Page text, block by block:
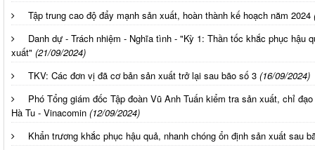
Tập trung cao độ đẩy mạnh sản xuất, hoàn thành kế hoạch năm 2024
Danh dự - Trách nhiệm - Nghĩa tình - "Kỳ 1: Thần tốc khắc phục hậu
xuất" (21/09/2024)
TKV: Các đơn vị đã cơ bản sản xuất trở lại sau bão số 3 (16/09/2024)
Phó Tổng giám đốc Tập đoàn Vũ Anh Tuấn kiểm tra sản xuất, chỉ
Hà Tu - Vinacomin (12/09/2024)
Khẩn trương khắc phục hậu quả, nhanh chóng ổn định sản xuất sau